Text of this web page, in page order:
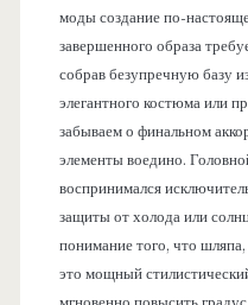
моды создание по-
завершенного образа
собрав безупречную базу
элегантного костюма или
забываем о финальном
элементы воедино.
воспринимался
защиты от холода или
понимание того, что
это мощный